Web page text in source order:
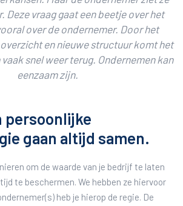
Deze vraag gaat een beetje over het
over de ondernemer. Door het
en nieuwe structuur komt het
snel weer terug. Ondernemen kan
eenzaam zijn.
persoonlijke
gaan altijd samen.
om de waarde van je bedrijf te laten
te beschermen. We hebben ze hiervoor
heb je hierop de regie. De